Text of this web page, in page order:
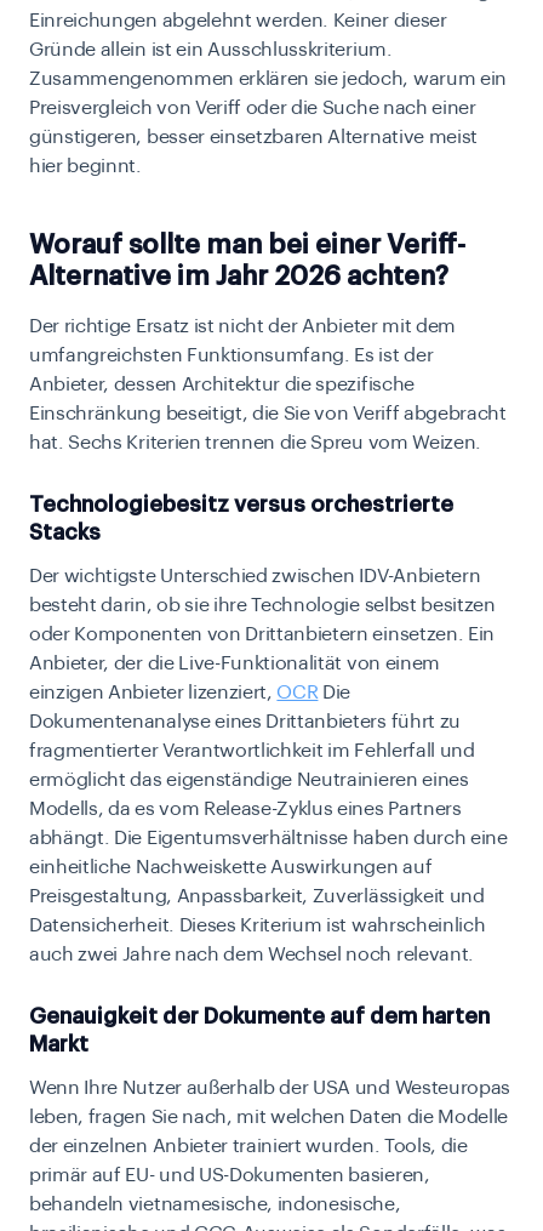
Einreichungen abgelehnt werden. Keiner dieser
Gründe allein ist ein Ausschlusskriterium.
Zusammengenommen erklären sie jedoch, warum ein
Preisvergleich von Veriff oder die Suche nach einer
günstigeren, besser einsetzbaren Alternative meist
hier beginnt.
Worauf sollte man bei einer Veriff-
Alternative im Jahr 2026 achten?
Der richtige Ersatz ist nicht der Anbieter mit dem
umfangreichsten Funktionsumfang. Es ist der
Anbieter, dessen Architektur die spezifische
Einschränkung beseitigt, die Sie von Veriff abgebracht
hat. Sechs Kriterien trennen die Spreu vom Weizen.
Technologiebesitz versus orchestrierte
Stacks
Der wichtigste Unterschied zwischen IDV-Anbietern
besteht darin, ob sie ihre Technologie selbst besitzen
oder Komponenten von Drittanbietern einsetzen. Ein
Anbieter, der die Live-Funktionalität von einem
einzigen Anbieter lizenziert, OCRDie
Dokumentenanalyse eines Drittanbieters führt zu
fragmentierter Verantwortlichkeit im Fehlerfall und
ermöglicht das eigenständige Neutrainieren eines
Modells, da es vom Release-Zyklus eines Partners
abhängt. Die Eigentumsverhältnisse haben durch eine
einheitliche Nachweiskette Auswirkungen auf
Preisgestaltung, Anpassbarkeit, Zuverlässigkeit und
Datensicherheit. Dieses Kriterium ist wahrscheinlich
auch zwei Jahre nach dem Wechsel noch relevant.
Genauigkeit der Dokumente auf dem harten
Markt
Wenn Ihre Nutzer außerhalb der USA und Westeuropas
leben, fragen Sie nach, mit welchen Daten die Modelle
der einzelnen Anbieter trainiert wurden. Tools, die
primär auf EU- und US-Dokumenten basieren,
behandeln vietnamesische, indonesische,